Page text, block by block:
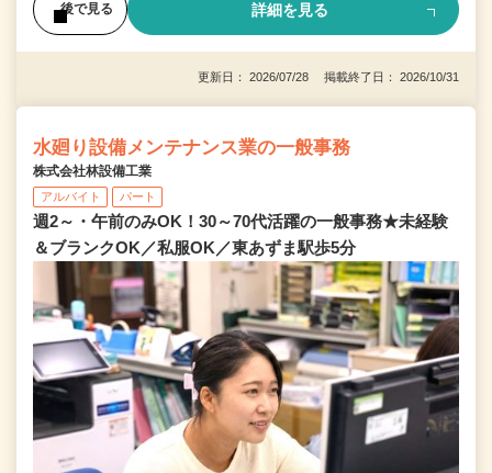
後で見る 詳細を見る
更新日： 2026/07/28 掲載終了日： 2026/10/31
水廻り設備メンテナンス業の一般事務
株式会社林設備工業
アルバイト パート
週2～・午前のみOK！30～70代活躍の一般事務★未経験
＆ブランクOK／私服OK／東あずま駅歩5分